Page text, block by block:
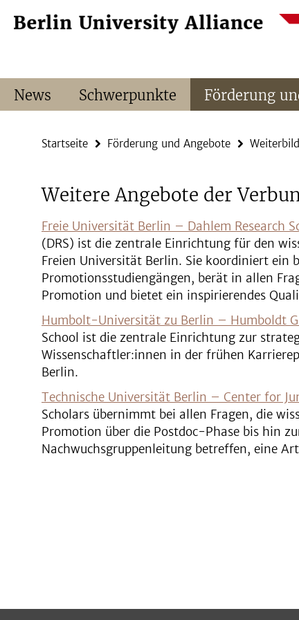
direkt
Service-
News Schwerpunkte Förderung
Startseite Förderung und Angebote
Weitere Angebote der
Freie Universität Berlin – Dahlem Research
(DRS) ist die zentrale Einrichtung für den
Freien Universität Berlin. Sie koordiniert ein
Promotionsstudiengängen, berät in allen
Promotion und bietet ein inspirierendes
Humbolt-Universität zu Berlin – Humboldt
School ist die zentrale Einrichtung zur
Wissenschaftler:innen in der frühen
Berlin.
Technische Universität Berlin – Center for
Scholars übernimmt bei allen Fragen, die
Promotion über die Postdoc-Phase bis hin
Nachwuchsgruppenleitung betreffen, eine